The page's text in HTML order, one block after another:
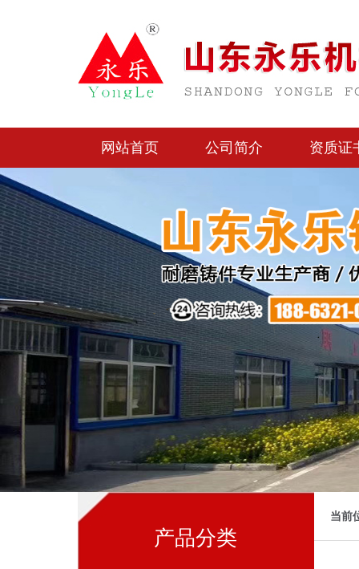
网站首页 公司简介 资质证
产品分类
当前